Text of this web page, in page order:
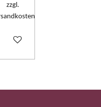
zzgl.
In den Warenkorb